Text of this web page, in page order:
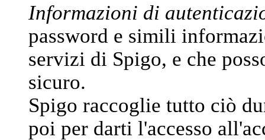
Informazioni di
password e simili
servizi di Spigo, e che
sicuro.
Spigo raccoglie tutto ciò
poi per darti l'accesso